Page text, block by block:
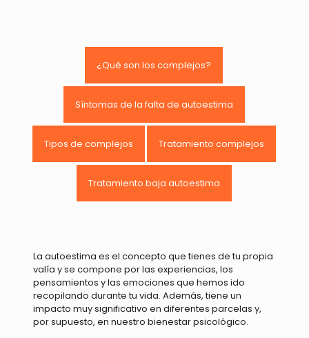
¿Qué son los complejos?
Síntomas de la falta de autoestima
Tipos de complejos Tratamiento complejos
Tratamiento baja autoestima
La autoestima es el concepto que tienes de tu propia
valía y se compone por las experiencias, los
pensamientos y las emociones que hemos ido
recopilando durante tu vida. Además, tiene un
impacto muy significativo en diferentes parcelas y,
por supuesto, en nuestro bienestar psicológico.